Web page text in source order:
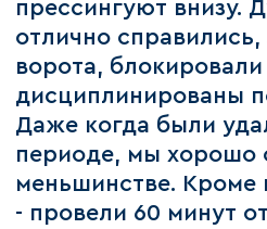
прессингуют внизу.
отлично
ворота,
дисциплинированы
Даже когда были
периоде, мы хорошо
меньшинстве. Кроме
- провели 60 минут